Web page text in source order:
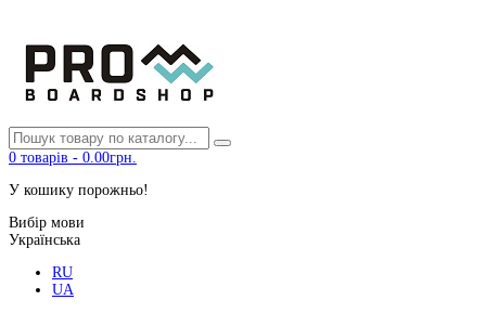
0 товарів - 0.00грн.
У кошику порожньо!
Вибір мови
Українська
RU
UA